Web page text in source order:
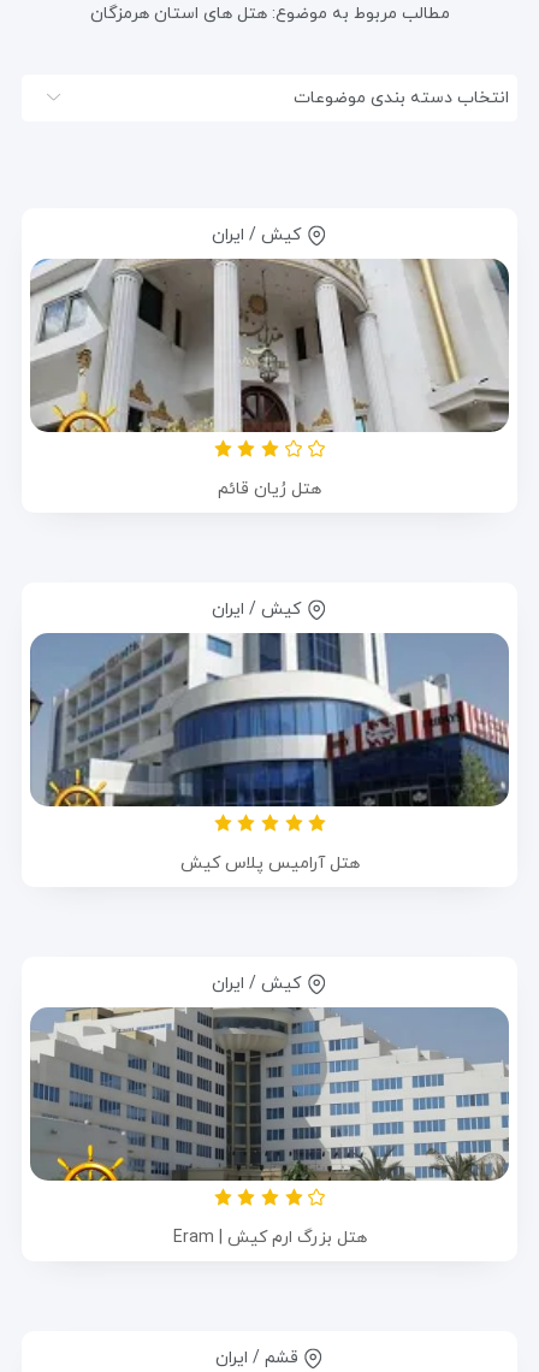
مطالب مربوط به موضوع:هتل های استان هرمزگان
انتخاب دسته بندی موضوعات
کیش / ایران
هتل رُیان قائم
کیش / ایران
هتل آرامیس پلاس کیش
کیش / ایران
هتل بزرگ ارم کیش | Eram
قشم / ایران